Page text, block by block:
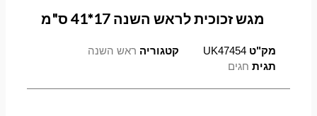
מגש זכוכית לראש השנה 17*41 ס"מ
מק"טUK47454 קטגוריה ראש השנה
תגית חגים